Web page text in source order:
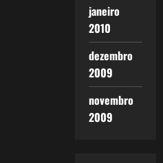
janeiro
2010
dezembro
2009
novembro
2009